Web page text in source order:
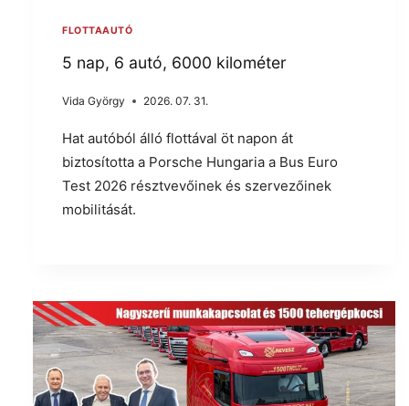
FLOTTAAUTÓ
5 nap, 6 autó, 6000 kilométer
Vida György 2026. 07. 31.
Hat autóból álló flottával öt napon át
biztosította a Porsche Hungaria a Bus Euro
Test 2026 résztvevőinek és szervezőinek
mobilitását.